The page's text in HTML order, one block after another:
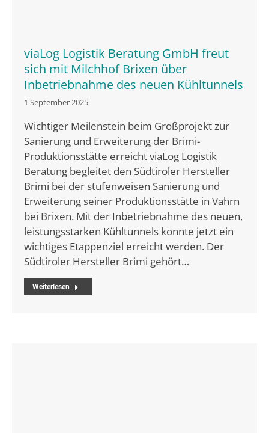
viaLog Logistik Beratung GmbH freut
sich mit Milchhof Brixen über
Inbetriebnahme des neuen Kühltunnels
1 September 2025
Wichtiger Meilenstein beim Großprojekt zur
Sanierung und Erweiterung der Brimi-
Produktionsstätte erreicht viaLog Logistik
Beratung begleitet den Südtiroler Hersteller
Brimi bei der stufenweisen Sanierung und
Erweiterung seiner Produktionsstätte in Vahrn
bei Brixen. Mit der Inbetriebnahme des neuen,
leistungsstarken Kühltunnels konnte jetzt ein
wichtiges Etappenziel erreicht werden. Der
Südtiroler Hersteller Brimi gehört…
Weiterlesen